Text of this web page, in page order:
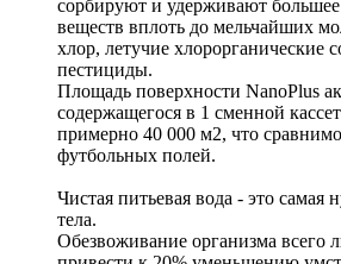
сорбируют и удерживают
веществ вплоть до мельчайших
хлор, летучие хлорорганические
пестициды.
Площадь поверхности NanoPlus
содержащегося в 1 сменной
примерно 40 000 м2, что
футбольных полей.
Чистая питьевая вода - это самая
тела.
Обезвоживание организма всего